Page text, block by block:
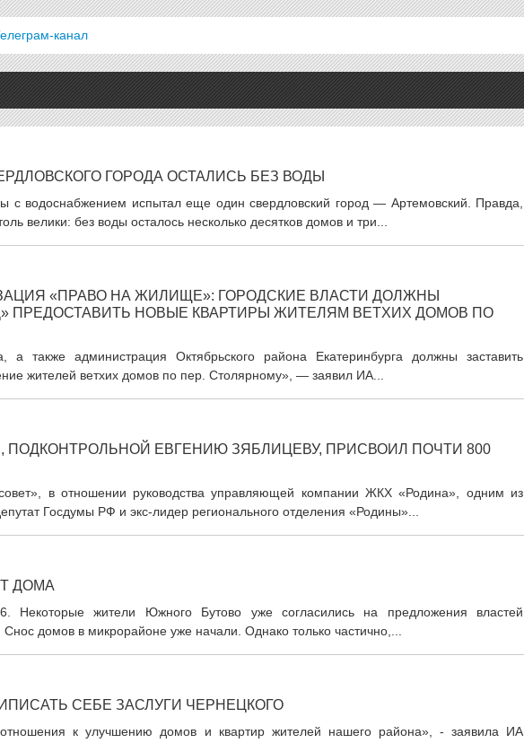
канал
ГОРОДА ОСТАЛИСЬ БЕЗ ВОДЫ
с водоснабжением испытал еще один свердловский город — Артемовский. Правда,
велики: без воды осталось несколько десятков домов и три...
«ПРАВО НА ЖИЛИЩЕ»: ГОРОДСКИЕ ВЛАСТИ ДОЛЖНЫ
ПРЕДОСТАВИТЬ НОВЫЕ КВАРТИРЫ ЖИТЕЛЯМ ВЕТХИХ ДОМОВ ПО
а также администрация Октябрьского района Екатеринбурга должны заставить
жителей ветхих домов по пер. Столярному», — заявил ИА...
ЕВГЕНИЮ ЗЯБЛИЦЕВУ, ПРИСВОИЛ ПОЧТИ 800
в отношении руководства управляющей компании ЖКХ «Родина», одним из
Госдумы РФ и экс-лидер регионального отделения «Родины»...
ДОМА
Некоторые жители Южного Бутово уже согласились на предложения властей
домов в микрорайоне уже начали. Однако только частично,...
СЕБЕ ЗАСЛУГИ ЧЕРНЕЦКОГО
к улучшению домов и квартир жителей нашего района», - заявила ИА